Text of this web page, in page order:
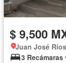
$ 9,500
Juan José
3 Recámaras